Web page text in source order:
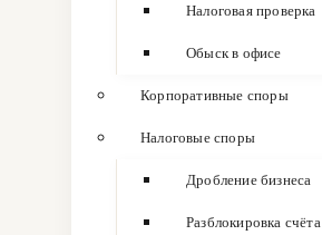
Налоговая проверка
Обыск в офисе
Корпоративные споры
Налоговые споры
Дробление бизнеса
Разблокировка счёта